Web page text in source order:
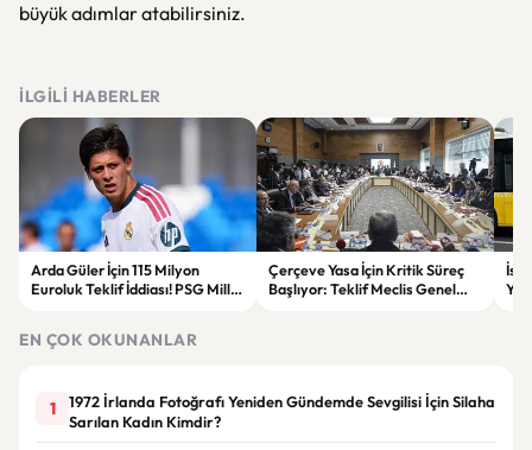
büyük adımlar atabilirsiniz.
İLGILI HABERLER
Arda Güler İçin 115 Milyon
Euroluk Teklif İddiası! PSG Milli
Çerçeve Yasa İçin Kritik Süreç
Başlıyor: Teklif Meclis Genel
EN ÇOK OKUNANLAR
1
1972 İrlanda Fotoğrafı Yeniden Gündemde Sevgilisi İçin Silaha
Sarılan Kadın Kimdir?